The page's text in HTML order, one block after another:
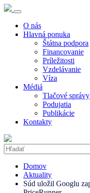
O nás
Hlavná ponuka
Štátna podpora
Financovanie
Príležitosti
Vzdelávanie
Víza
Médiá
Tlačové správy
Podujatia
Publikácie
Kontakty
Domov
Aktuality
Súd uložil Googlu